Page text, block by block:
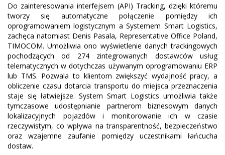
Do zainteresowania interfejsem (API) Tracking, dzięki któremu
tworzy się automatyczne połączenie pomiędzy ich
oprogramowaniem logistycznym a Systemem Smart Logistics,
zachęca natomiast Denis Pasala, Representative Office Poland,
TIMOCOM. Umożliwia ono wyświetlenie danych trackingowych
pochodzących od 274 zintegrowanych dostawców usług
telematycznych w dotychczas używanym oprogramowaniu ERP
lub TMS. Pozwala to klientom zwiększyć wydajność pracy, a
obliczenie czasu dotarcia transportu do miejsca przeznaczenia
staje się łatwiejsze. System Smart Logistics umożliwia także
tymczasowe udostępnianie partnerom biznesowym danych
lokalizacyjnych pojazdów i monitorowanie ich w czasie
rzeczywistym, co wpływa na transparentność, bezpieczeństwo
oraz wzajemne zaufanie pomiędzy uczestnikami łańcucha
dostaw.